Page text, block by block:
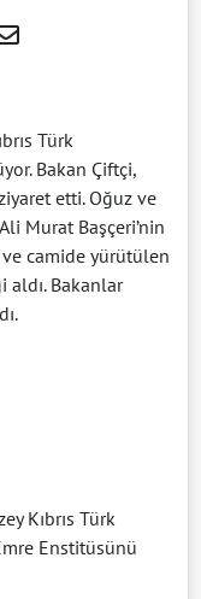
Türk
Bakan Çiftçi,
etti. Oğuz ve
Murat Başçeri’nin
camide yürütülen
aldı. Bakanlar
Kıbrıs Türk
Enstitüsünü